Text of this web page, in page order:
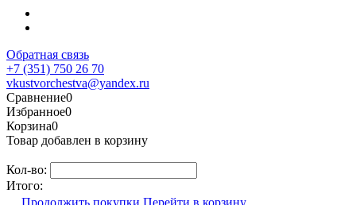
Обратная связь
+7 (351) 750 26 70
vkustvorchestva@yandex.ru
Сравнение0
Избранное0
Корзина0
Товар добавлен в корзину
Кол-во:
Итого:
Продолжить покупки Перейти в корзину